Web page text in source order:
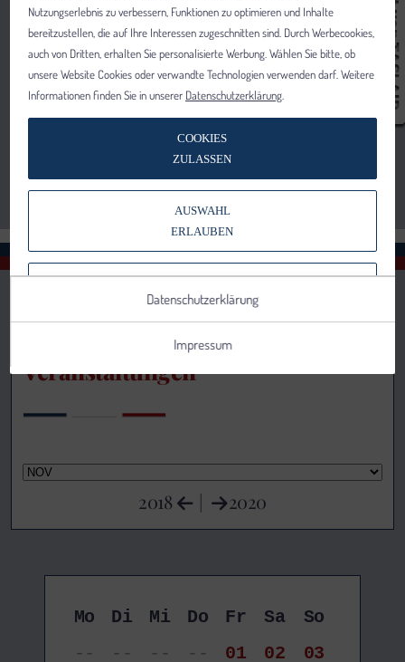
Veranstaltungen
2018 | 2020
Mo Di Mi Do Fr Sa
So
--
-- -- -- 01 02
03
Nutzungserlebnis zu verbessern, Funktionen zu optimieren und Inhalte
bereitzustellen, die auf Ihre Interessen zugeschnitten sind. Durch Werbecookies,
auch von Dritten, erhalten Sie personalisierte Werbung. Wählen Sie bitte, ob
unsere Website Cookies oder verwandte Technologien verwenden darf. Weitere
Informationen finden Sie in unserer Datenschutzerklärung
COOKIES
ZULASSEN
AUSWAHL
ERLAUBEN
VERWENDEN
Datenschutzerklärung
Impressum